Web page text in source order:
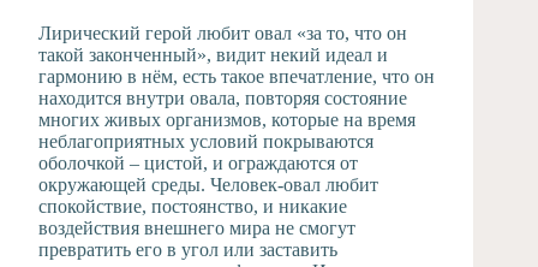
Лирический герой любит овал «за то, что он
такой законченный», видит некий идеал и
гармонию в нём, есть такое впечатление, что он
находится внутри овала, повторяя состояние
многих живых организмов, которые на время
неблагоприятных условий покрываются
оболочкой – цистой, и ограждаются от
окружающей среды. Человек-овал любит
спокойствие, постоянство, и никакие
воздействия внешнего мира не смогут
превратить его в угол или заставить